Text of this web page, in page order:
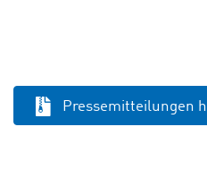
Pressemitteilungen